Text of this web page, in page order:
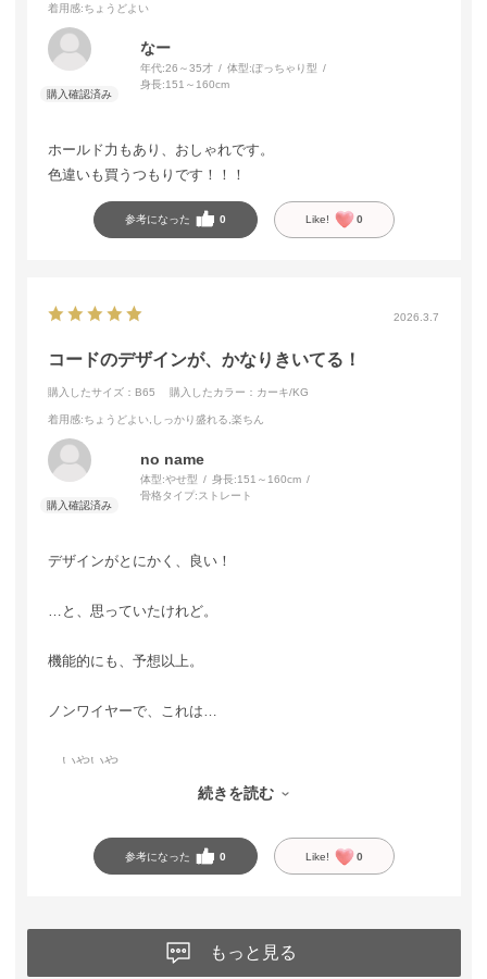
着用感:ちょうどよい
なー
年代:26～35才 体型:ぽっちゃり型
身長:151～160cm
ホールド力もあり、おしゃれです。
色違いも買うつもりです！！！
参考になった 0 Like! 0
2026.3.7
コードのデザインが、かなりきいてる！
購入したサイズ：B65 購入したカラー：カーキ/KG
着用感:ちょうどよい,しっかり盛れる,楽ちん
no name
体型:やせ型 身長:151～160cm
骨格タイプ:ストレート
デザインがとにかく、良い！
…と、思っていたけれど。
機能的にも、予想以上。
ノンワイヤーで、これは…
…いやいや。
続きを読む
参考になった 0 Like! 0
もっと見る